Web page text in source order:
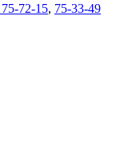
72-15, 75-33-49